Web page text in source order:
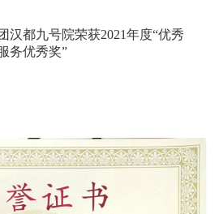
汉都九号院荣获2021年度“优秀
务优秀奖”